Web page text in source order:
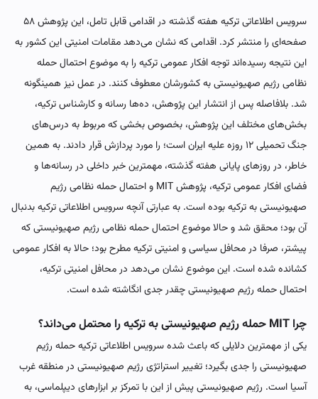
سرویس اطلاعاتی ترکیه هفته گذشته در اقدامی قابل تامل، این پژوهش ۵۸
صفحه‌ای را منتشر کرد. اقدامی که نشان می‌دهد مقامات امنیتی این کشور به
این نتیجه رسیده‌اند توجه افکار عمومی ترکیه را به موضوع احتمال حمله
نظامی رژیم صهیونیستی به کشورشان معطوف کنند. در عمل نیز همینگونه
شد.‌ بلافاصله پس از انتشار این پژوهش، ده‌ها رسانه و کارشناس ترکیه،
بخش‌های مختلف این پژوهش، بخصوص بخشی که مربوط به درس‌های
جنگ‌ تحمیلی ۱۲ روزه علیه ایران است؛ را مورد پردازش قرار دادند. به همین
خاطر، در روزهای پایانی هفته گذشته،‌ مهمترین خبر داخلی در رسانه‌ها و
فضای افکار عمومی ترکیه، پژوهش MIT و احتمال حمله نظامی رژیم
صهیونیستی به ترکیه بوده است. به عبارتی آنچه سرویس اطلاعاتی ترکیه بدنبال
آن بود؛ محقق شد و حالا موضوع احتمال حمله نظامی رژیم صهیونیستی که
پیشتر، صرفا در محافل سیاسی و امنیتی ترکیه مطرح بود؛ حالا به افکار عمومی
کشانده شده است. این موضوع نشان می‌دهد در محافل امنیتی ترکیه،
احتمال حمله رژیم صهیونیستی چقدر جدی انگاشته شده است.
چرا MIT حمله رژیم صهیونیستی به ترکیه را محتمل می‌داند؟
یکی از مهمترین دلایلی که باعث شده سرویس اطلاعاتی ترکیه حمله رژیم
صهیونیستی را جدی بگیرد؛ تغییر استراتژی رژیم صهیونیستی در منطقه غرب
آسیا است. رژیم صهیونیستی پیش از این با تمرکز بر ابزارهای دیپلماسی، به